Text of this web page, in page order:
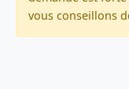
vous conseillons